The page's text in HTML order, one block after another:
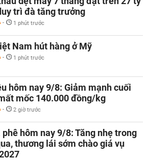
trì đà tăng trưởng
- 1 phút trước
Nam hút hàng ở Mỹ
- 1 phút trước
hôm nay 9/8: Giảm mạnh cuối
mốc 140.000 đồng/kg
- 2 giờ trước
phê hôm nay 9/8: Tăng nhẹ trong
thương lái sớm chào giá vụ